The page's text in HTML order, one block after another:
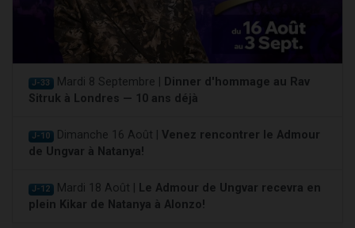
J-33 Mardi 8 Septembre | Dinner d'hommage au Rav
Sitruk à Londres — 10 ans déjà
J-10 Dimanche 16 Août | Venez rencontrer le Admour
de Ungvar à Natanya!
J-12 Mardi 18 Août | Le Admour de Ungvar recevra en
plein Kikar de Natanya à Alonzo!